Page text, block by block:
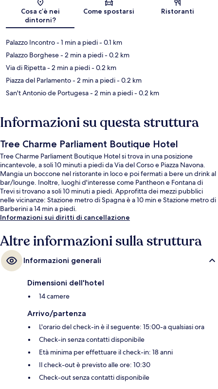
Mappa
Cosa c’è nei
dintorni?
Come spostarsi Ristoranti
Palazzo Incontro- 1 min a piedi- 0.1 km
Palazzo Borghese- 2 min a piedi- 0.2 km
Via di Ripetta- 2 min a piedi- 0.2 km
Piazza del Parlamento- 2 min a piedi- 0.2 km
San't Antonio de Portugesa- 2 min a piedi- 0.2 km
Informazioni su questa struttura
Tree Charme Parliament Boutique Hotel
Tree Charme Parliament Boutique Hotel si trova in una posizione
incantevole, a soli 10 minuti a piedi da Via del Corso e Piazza Navona.
Mangia un boccone nel ristorante in loco e poi fermati a bere un drink al
bar/lounge. Inoltre, luoghi d'interesse come Pantheon e Fontana di
Trevi si trovano a soli 10 minuti a piedi. Approfitta dei mezzi pubblici
nelle vicinanze: Stazione metro di Spagna è a 10 min e Stazione metro di
Barberini a 14 min a piedi.
Informazioni sui diritti di cancellazione
Altre informazioni sulla struttura
Informazioni generali
Dimensioni dell'hotel
14 camere
Arrivo/partenza
L'orario del check-in è il seguente: 15:00-a qualsiasi ora
Check-in senza contatti disponibile
Età minima per effettuare il check-in: 18 anni
Il check-out è previsto alle ore: 10:30
Check-out senza contatti disponibile